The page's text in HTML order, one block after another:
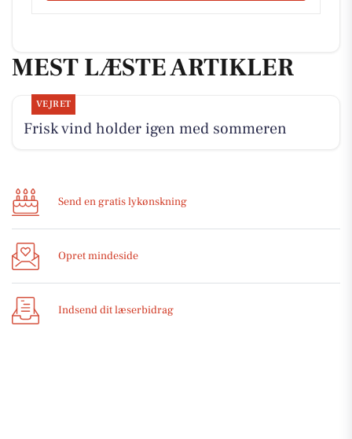
MEST LÆSTE ARTIKLER
VEJRET
Frisk vind holder igen med sommeren
Send en gratis lykønskning
Opret mindeside
Indsend dit læserbidrag